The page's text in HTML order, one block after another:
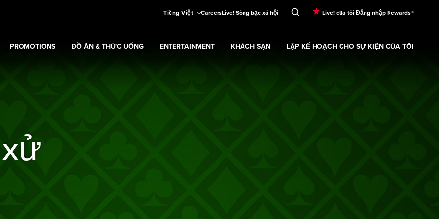
Tiếng Việt CareersLive! Sòng bạc xã hội Live! của tôi Đăng nhập Rewards®
PROMOTIONS ĐỒ ĂN & THỨC UỐNG ENTERTAINMENT KHÁCH SẠN LẬP KẾ HOẠCH CHO SỰ KIỆN CỦA TÔI